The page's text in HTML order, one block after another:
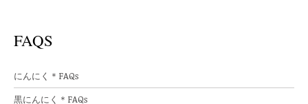
FAQS
にんにく＊FAQs
黒にんにく＊FAQs